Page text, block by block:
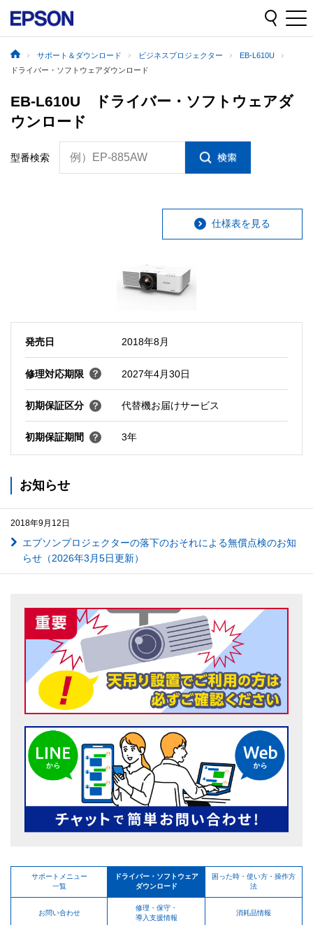
サポート＆ダウンロード ビジネスプロジェクター
EB-L610U
ドライバー・ソフトウェアダウンロード
EB-L610U ドライバー・ソフトウェアダ
ウンロード
型番検索 例）EP-885AW
仕様表を見る
発売日 2018年8月
修理対応期限 2027年4月30日
初期保証区分 代替機お届けサービス
初期保証期間 3年
お知らせ
2018年9月12日
エプソンプロジェクターの落下のおそれによる無償点検のお知
らせ（2026年3月5日更新）
サポートメニュー
一覧
ドライバー・ソフトウェア
ダウンロード
困った時・使い方・操作方
法
お問い合わせ
修理・保守・
導入支援情報
消耗品情報